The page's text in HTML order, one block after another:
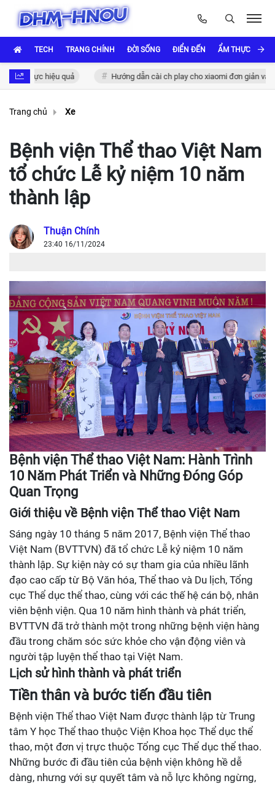
TECH TRANG CHÍNH ĐỜI SỐNG ĐIỂN ĐẾN ẨM THỰC VÀ
thực hiệu quả Hướng dẫn cài ch play cho xiaomi đơn giản và nhanh
Trang chủ Xe
Bệnh viện Thể thao Việt Nam
tổ chức Lễ kỷ niệm 10 năm
thành lập
Thuận Chính
23:40 16/11/2024
Bệnh viện Thể thao Việt Nam: Hành Trình
10 Năm Phát Triển và Những Đóng Góp
Quan Trọng
Giới thiệu về Bệnh viện Thể thao Việt Nam
Sáng ngày 10 tháng 5 năm 2017, Bệnh viện Thể thao
Việt Nam (BVTTVN) đã tổ chức Lễ kỷ niệm 10 năm
thành lập. Sự kiện này có sự tham gia của nhiều lãnh
đạo cao cấp từ Bộ Văn hóa, Thể thao và Du lịch, Tổng
cục Thể dục thể thao, cùng với các thế hệ cán bộ, nhân
viên bệnh viện. Qua 10 năm hình thành và phát triển,
BVTTVN đã trở thành một trong những bệnh viện hàng
đầu trong chăm sóc sức khỏe cho vận động viên và
người tập luyện thể thao tại Việt Nam.
Lịch sử hình thành và phát triển
Tiền thân và bước tiến đầu tiên
Bệnh viện Thể thao Việt Nam được thành lập từ Trung
tâm Y học Thể thao thuộc Viện Khoa học Thể dục thể
thao, một đơn vị trực thuộc Tổng cục Thể dục thể thao.
Những bước đi đầu tiên của bệnh viện không hề dễ
dàng, nhưng với sự quyết tâm và nỗ lực không ngừng,